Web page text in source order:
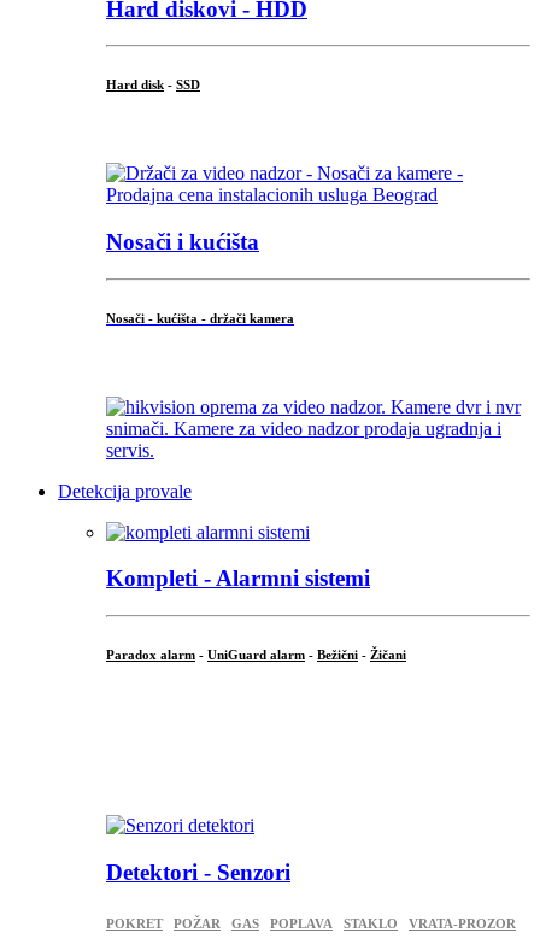
Hard diskovi - HDD
Hard disk - SSD
Nosači i kućišta
Nosači - kućišta - držači kamera
Detekcija provale
Kompleti - Alarmni sistemi
Paradox alarm - UniGuard alarm - Bežični - Žičani
Detektori - Senzori
POKRET POŽAR GAS POPLAVA STAKLO VRATA-PROZOR